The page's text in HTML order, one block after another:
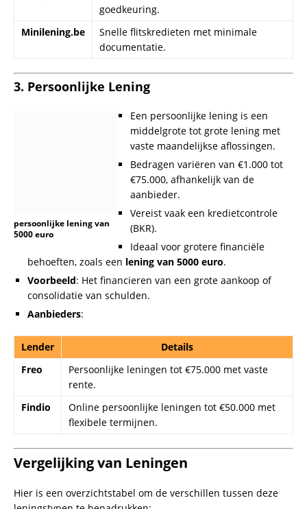
Freo
Persoonlijke leningen tot €75.000 met vaste
flexibele termijnen.
Vergelijking van Leningen
Hier is een overzichtstabel om de verschillen tussen deze
leningstypen te benadrukken:
Goedkeuringstijd
Minilening
€2.500
Binnen enkele
uren
Flitskrediet
€50 –
Binnen minuten Geen
Persoonlijke
Lening
–
€75.000
1 – 3 dagen
Welke Lening Past Bij Jou?
behoeften en financiële situatie. Als je snel een klein bedrag
nodig hebt, is eenmini lening snelof een
euro , is een persoonlijke lening vaak een betere keuze.